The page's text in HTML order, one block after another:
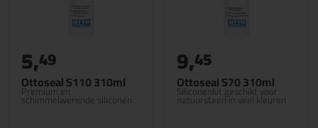
Ottoseal S110 310ml
Premium en
schimmelwerende siliconen
5,49
Ottoseal S70 310ml
Siliconenkit geschikt voor
natuursteen in veel kleuren
9,45